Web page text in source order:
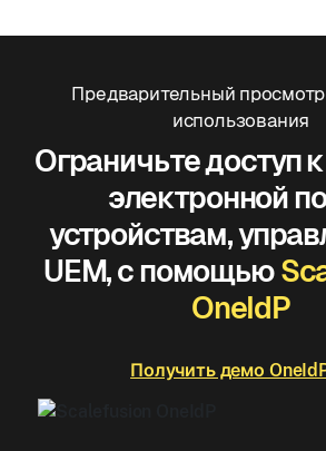
Предварительный
использования
Ограничьте доступ
электронной
устройствам,
UEM, с помощью
OneIdP
Получить демо